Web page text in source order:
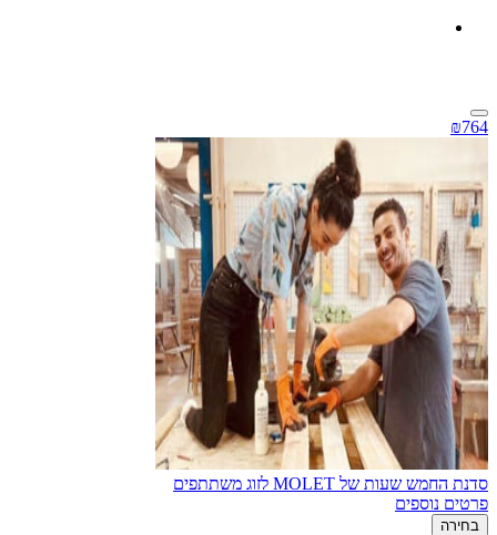
₪764
סדנת החמש שעות של MOLET לזוג משתתפים
פרטים נוספים
בחירה